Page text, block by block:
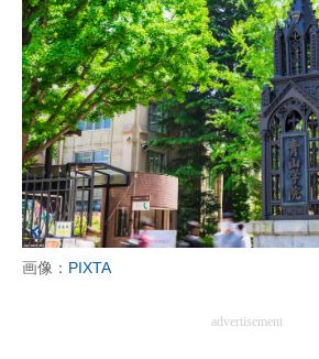
進化するPCとデバイスの未来
好きが集まる 比べて選べる
ビジネスと働き方のヒント
AI活用のいまが分かる
企業ITのトレンドを詳説
経営リーダーのコミュニティ
画像： PIXTA
advertisement